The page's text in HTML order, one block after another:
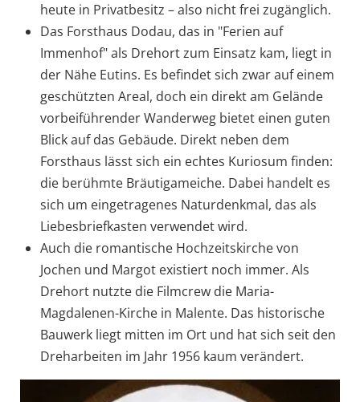
heute in Privatbesitz – also nicht frei zugänglich.
Das Forsthaus Dodau, das in "Ferien auf
Immenhof" als Drehort zum Einsatz kam, liegt in
der Nähe Eutins. Es befindet sich zwar auf einem
geschützten Areal, doch ein direkt am Gelände
vorbeiführender Wanderweg bietet einen guten
Blick auf das Gebäude. Direkt neben dem
Forsthaus lässt sich ein echtes Kuriosum finden:
die berühmte Bräutigameiche. Dabei handelt es
sich um eingetragenes Naturdenkmal, das als
Liebesbriefkasten verwendet wird.
Auch die romantische Hochzeitskirche von
Jochen und Margot existiert noch immer. Als
Drehort nutzte die Filmcrew die Maria-
Magdalenen-Kirche in Malente. Das historische
Bauwerk liegt mitten im Ort und hat sich seit den
Dreharbeiten im Jahr 1956 kaum verändert.